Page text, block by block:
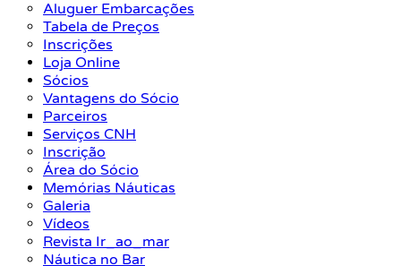
Aluguer Embarcações
Tabela de Preços
Inscrições
Loja Online
Sócios
Vantagens do Sócio
Parceiros
Serviços CNH
Inscrição
Área do Sócio
Memórias Náuticas
Galeria
Vídeos
Revista Ir_ao_mar
Náutica no Bar